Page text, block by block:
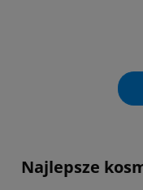
Najlepsze